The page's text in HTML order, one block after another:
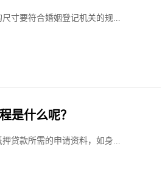
寸要符合婚姻登记机关的规...
是什么呢？
贷款所需的申请资料，如身...